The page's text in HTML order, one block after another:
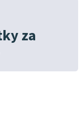
za